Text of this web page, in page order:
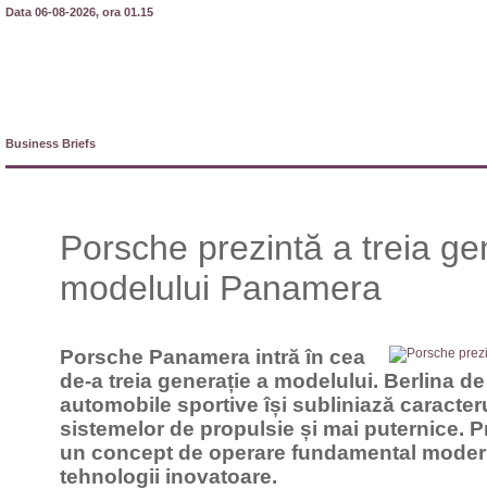
Data 06-08-2026, ora 01.15
Business Briefs
Porsche prezintă a treia
modelului Panamera
Porsche Panamera intră în cea
de-a treia generație a modelului. Berlina
automobile sportive își subliniază
sistemelor de propulsie și mai puternice.
un concept de operare fundamental
tehnologii inovatoare.